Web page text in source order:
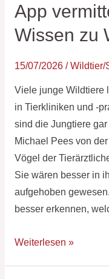
App
Wissen zu
15/07/2026 /Wildtier/
Viele junge Wildtiere
in Tierkliniken und -
sind die Jungtiere
Michael Pees von
Vögel der
Sie wären besser in
aufgehoben
besser erkennen,
App
vermittelt
umfassendes
Wildtieren
Weiterlesen »